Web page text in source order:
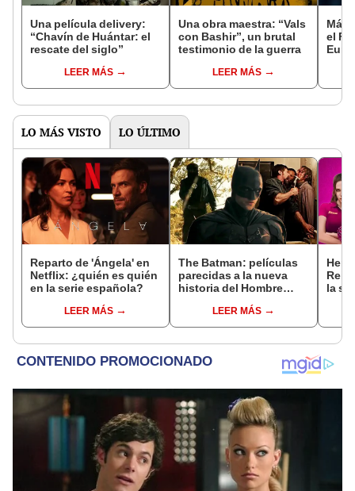
Una película delivery:
“Chavín de Huántar: el
rescate del siglo”
LEER MÁS
Una obra maestra: “Vals
con Bashir”, un brutal
testimonio de la guerra
LEER MÁS
Más
el
LO MÁS VISTO LO ÚLTIMO
Reparto de 'Ángela' en
Netflix: ¿quién es quién
en la serie española?
LEER MÁS
The Batman: películas
parecidas a la nueva
historia del Hombre
LEER MÁS
la